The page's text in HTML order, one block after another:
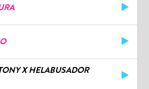
X HELABUSADOR